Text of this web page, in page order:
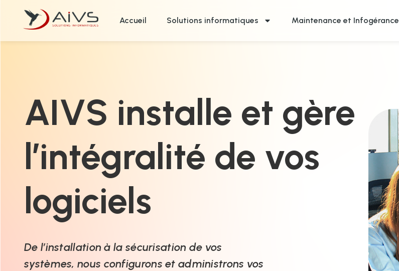
Accueil Solutions informatiques Maintenance et Infogérance
AIVS installe et gère
l’intégralité de vos
logiciels
De l’installation à la sécurisation de vos
systèmes, nous configurons et administrons vos